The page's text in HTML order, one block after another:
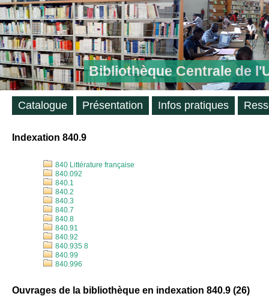
Bibliothèque Centrale de
Indexation 840.9
840 Littérature française
840.092
840.1
840.2
840.3
840.7
840.8
840.91
840.92
840.935 8
840.99
840.996
Ouvrages de la bibliothèque en indexation 840.9 (26)
Catalogue Présentation Infos pratiques